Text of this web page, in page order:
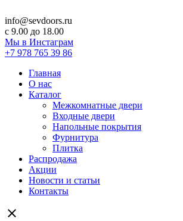
info@sevdoors.ru
c 9.00 до 18.00
Мы в Инстаграм
+7 978 765 39 86
Главная
О нас
Каталог
Межкомнатные двери
Входные двери
Напольные покрытия
Фурнитура
Плитка
Распродажа
Акции
Новости и статьи
Контакты
close